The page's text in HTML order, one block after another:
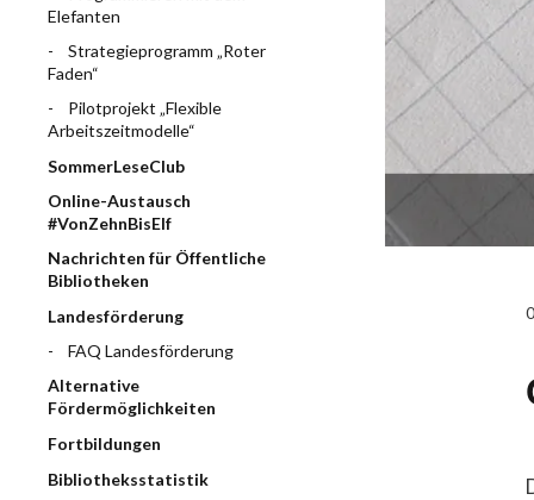
Elefanten
Strategieprogramm „Roter
Faden“
Pilotprojekt „Flexible
Arbeitszeitmodelle“
SommerLeseClub
Online-Austausch
#VonZehnBisElf
Nachrichten für Öffentliche
Bibliotheken
Landesförderung
FAQ Landesförderung
Alternative
Fördermöglichkeiten
Fortbildungen
Bibliotheksstatistik